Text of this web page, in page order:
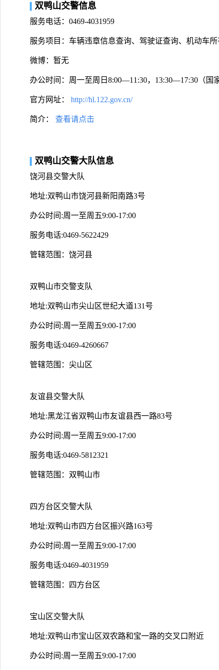
双鸭山交警信息
服务电话：0469-4031959
服务项目：车辆违章信息查询、驾驶证查询、机动车
微博：暂无
办公时间：周一至周日8:00—11:30，13:30—17:30（国
官方网址： http://hl.122.gov.cn/
简介： 查看请点击
双鸭山交警大队信息
饶河县交警大队
地址:双鸭山市饶河县新阳南路3号
办公时间:周一至周五9:00-17:00
服务电话:0469-5622429
管辖范围：饶河县
双鸭山市交警支队
地址:双鸭山市尖山区世纪大道131号
办公时间:周一至周五9:00-17:00
服务电话:0469-4260667
管辖范围：尖山区
友谊县交警大队
地址:黑龙江省双鸭山市友谊县西一路83号
办公时间:周一至周五9:00-17:00
服务电话:0469-5812321
管辖范围：双鸭山市
四方台区交警大队
地址:双鸭山市四方台区振兴路163号
办公时间:周一至周五9:00-17:00
服务电话:0469-4031959
管辖范围：四方台区
宝山区交警大队
地址:双鸭山市宝山区双农路和宝一路的交叉口附近
办公时间:周一至周五9:00-17:00